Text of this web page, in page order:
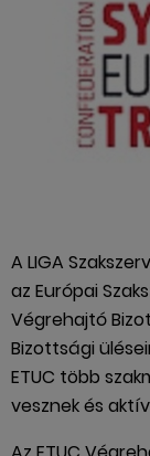
A LIGA
az Európai
Végrehajtó
Bizottsági
ETUC több
vesznek és